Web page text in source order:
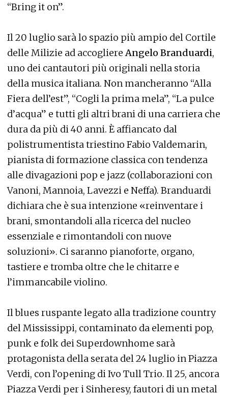
“Bring it on”.
Il 20 luglio sarà lo spazio più ampio del Cortile
delle Milizie ad accogliereAngelo Branduardi,
uno dei cantautori più originali nella storia
della musica italiana. Non mancheranno “Alla
Fiera dell’est”, “Cogli la prima mela”, “La pulce
d’acqua” e tutti gli altri brani di una carriera che
dura da più di 40 anni. È affiancato dal
polistrumentista triestino Fabio Valdemarin,
pianista di formazione classica con tendenza
alle divagazioni pop e jazz (collaborazioni con
Vanoni, Mannoia, Lavezzi e Neffa). Branduardi
dichiara che è sua intenzione «reinventare i
brani, smontandoli alla ricerca del nucleo
essenziale e rimontandoli con nuove
soluzioni». Ci saranno pianoforte, organo,
tastiere e tromba oltre che le chitarre e
l’immancabile violino.
Il blues ruspante legato alla tradizione country
del Mississippi, contaminato da elementi pop,
punk e folk dei Superdownhome sarà
protagonista della serata del 24 luglio in Piazza
Verdi, con l’opening di Ivo Tull Trio. Il 25, ancora
Piazza Verdi per i Sinheresy, fautori di un metal